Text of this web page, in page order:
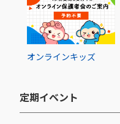
オンラインキッズ
定期イベント​